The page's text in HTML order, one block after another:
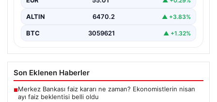
ALTIN 6470.2 ▲ +3.83%
BTC 3059621 ▲ +1.32%
Son Eklenen Haberler
■Merkez Bankası faiz kararı ne zaman? Ekonomistlerin nisan
ayı faiz beklentisi belli oldu